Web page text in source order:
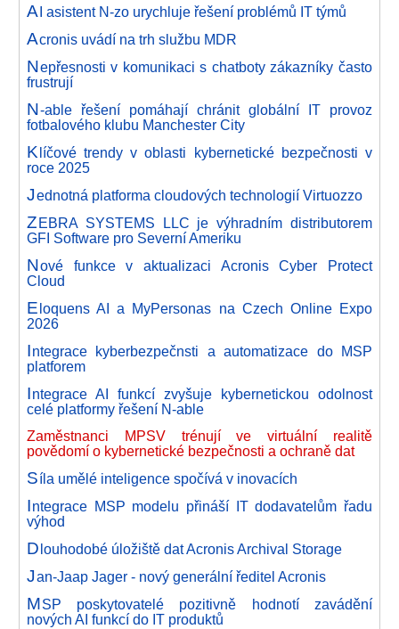
AI asistent N-zo urychluje řešení problémů IT týmů
Acronis uvádí na trh službu MDR
Nepřesnosti v komunikaci s chatboty zákazníky často
frustrují
N-able řešení pomáhají chránit globální IT provoz
fotbalového klubu Manchester City
Klíčové trendy v oblasti kybernetické bezpečnosti v
roce 2025
Jednotná platforma cloudových technologií Virtuozzo
ZEBRA SYSTEMS LLC je výhradním distributorem
GFI Software pro Severní Ameriku
Nové funkce v aktualizaci Acronis Cyber Protect
Cloud
Eloquens AI a MyPersonas na Czech Online Expo
2026
Integrace kyberbezpečnsti a automatizace do MSP
platforem
Integrace AI funkcí zvyšuje kybernetickou odolnost
celé platformy řešení N-able
Zaměstnanci MPSV trénují ve virtuální realitě
povědomí o kybernetické bezpečnosti a ochraně dat
Síla umělé inteligence spočívá v inovacích
Integrace MSP modelu přináší IT dodavatelům řadu
výhod
Dlouhodobé úložiště dat Acronis Archival Storage
Jan-Jaap Jager - nový generální ředitel Acronis
MSP poskytovatelé pozitivně hodnotí zavádění
nových AI funkcí do IT produktů